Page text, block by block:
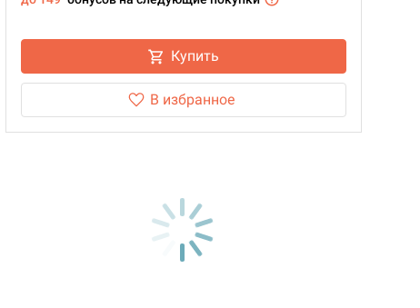
Купить
В избранное